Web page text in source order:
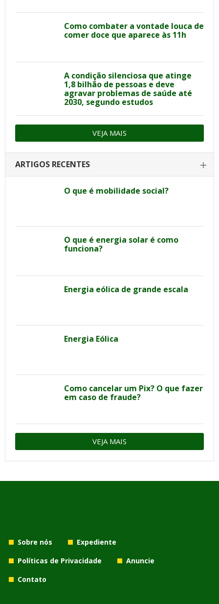
Como combater a vontade louca de
comer doce que aparece às 11h
A condição silenciosa que atinge
1,8 bilhão de pessoas e deve
agravar problemas de saúde até
2030, segundo estudos
VEJA MAIS
ARTIGOS RECENTES
O que é mobilidade social?
O que é energia solar é como
funciona?
Energia eólica de grande escala
Energia Eólica
Como cancelar um Pix? O que fazer
em caso de fraude?
VEJA MAIS
Sobre nós
Expediente
Políticas de Privacidade
Anuncie
Contato